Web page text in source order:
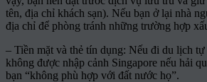
tên, địa chỉ khách sạn). Nếu bạn ở lại nhà
địa chỉ để phòng tránh những trường hợp
– Tiền mặt và thẻ tín dụng: Nếu đi du lịch tự
không được nhập cảnh Singapore nếu hải
bạn “không phù hợp với đất nước họ”.